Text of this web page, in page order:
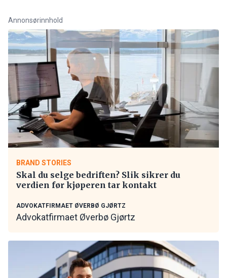
Annonsørinnhold
BRAND STORIES
Skal du selge bedriften? Slik sikrer du
verdien før kjøperen tar kontakt
ADVOKATFIRMAET ØVERBØ GJØRTZ
Advokatfirmaet Øverbø Gjørtz